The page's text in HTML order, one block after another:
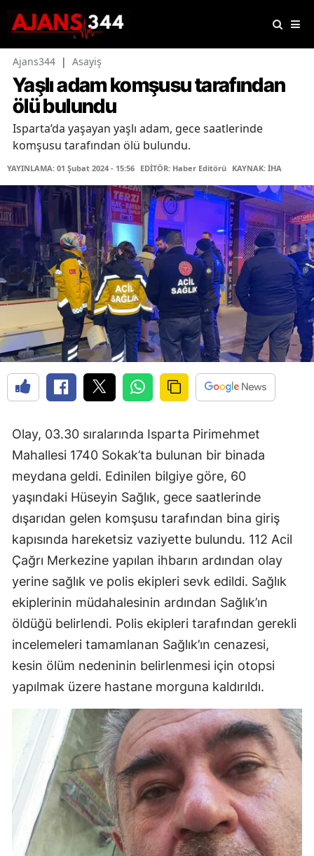
Ajans344 | Asayiş
Yaşlı adam komşusu tarafından
ölü bulundu
Isparta’da yaşayan yaşlı adam, gece saatlerinde
komşusu tarafından ölü bulundu.
YAYINLAMA: 01 Şubat 2024 - 15:56 EDİTÖR: Haber Editörü KAYNAK: İHA
Olay, 03.30 sıralarında Isparta Pirimehmet
Mahallesi 1740 Sokak’ta bulunan bir binada
meydana geldi. Edinilen bilgiye göre, 60
yaşındaki Hüseyin Sağlık, gece saatlerinde
dışarıdan gelen komşusu tarafından bina giriş
kapısında hareketsiz vaziyette bulundu. 112 Acil
Çağrı Merkezine yapılan ihbarın ardından olay
yerine sağlık ve polis ekipleri sevk edildi. Sağlık
ekiplerinin müdahalesinin ardından Sağlık’ın
öldüğü belirlendi. Polis ekipleri tarafından gerekli
incelemeleri tamamlanan Sağlık’ın cenazesi,
kesin ölüm nedeninin belirlenmesi için otopsi
yapılmak üzere hastane morguna kaldırıldı.